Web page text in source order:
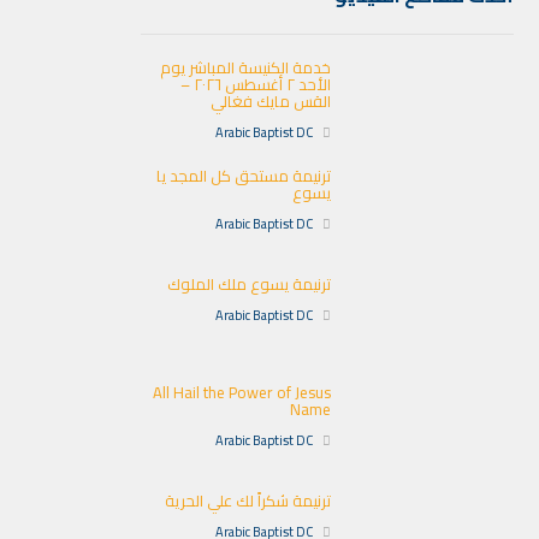
خدمة الكنيسة المباشر يوم
الأحد ٢ أغسطس ٢٠٢٦ –
القس مايك فغالي
Arabic Baptist DC
ترنيمة مستحق كل المجد يا
يسوع
Arabic Baptist DC
ترنيمة يسوع ملك الملوك
Arabic Baptist DC
All Hail the Power of Jesus
Name
Arabic Baptist DC
ترنيمة شكراً لك علي الحرية
Arabic Baptist DC